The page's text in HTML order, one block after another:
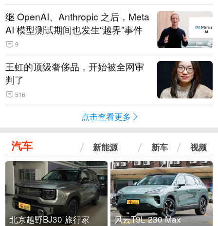
继 OpenAI、Anthropic 之后，Meta
AI 模型测试期间也发生“越界”事件
9
王虹的顶级奢侈品，开始被全网审
判了
516
点击查看更多
汽车 新能源 新车 视频
北京越野BJ30 旅行家 风云T9L 230 Max